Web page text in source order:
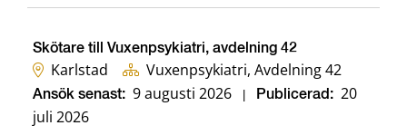
Skötare till Vuxenpsykiatri, avdelning 42
Karlstad Vuxenpsykiatri, Avdelning 42
Ansök senast: 9 augusti 2026 Publicerad: 20
juli 2026